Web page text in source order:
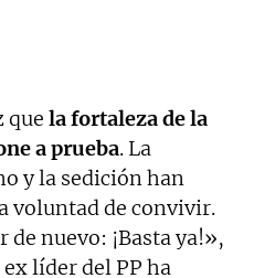
que la fortaleza de la
a prueba. La
y la sedición han
voluntad de convivir.
de nuevo: ¡Basta ya!»,
ex líder del PP ha